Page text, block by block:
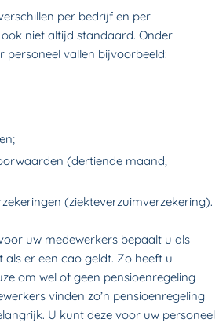
per bedrijf en per
niet altijd standaard. Onder
personeel vallen bijvoorbeeld:
(dertiende maand,
(ziekteverzuimverzekering).
uw medewerkers bepaalt u als
er een cao geldt. Zo heeft u
om wel of geen pensioenregeling
vinden zo’n pensioenregeling
U kunt deze voor uw personeel